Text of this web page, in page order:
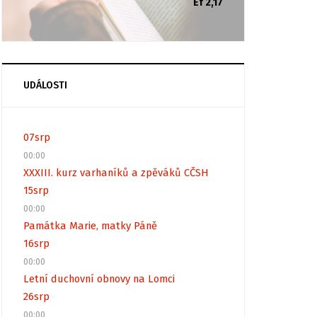
Ef 2,17
UDÁLOSTI
07srp
00:00
XXXIII. kurz varhaníků a zpěváků CČSH
15srp
00:00
Památka Marie, matky Páně
16srp
00:00
Letní duchovní obnovy na Lomci
26srp
00:00